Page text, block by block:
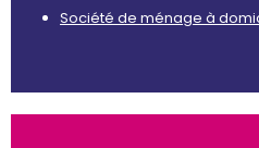
Société de ménage à